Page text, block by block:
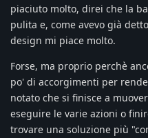
piaciuto molto, direi che la
pulita e, come avevo già
design mi piace molto.
Forse, ma proprio perchè
po' di accorgimenti per
notato che si finisce a
eseguire le varie azioni o
trovare una soluzione più